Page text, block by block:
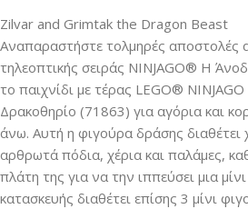
Zilvar and Grimtak the Dragon Beast
Αναπαραστήστε τολμηρές αποστολές
τηλεοπτικής σειράς NINJAGO® Η
το παιχνίδι με τέρας LEGO® NINJAGO
Δρακοθηρίο (71863) για αγόρια και
άνω. Αυτή η φιγούρα δράσης διαθέτει
αρθρωτά πόδια, χέρια και παλάμες,
πλάτη της για να την ιππεύσει μια
κατασκευής διαθέτει επίσης 3 μίνι